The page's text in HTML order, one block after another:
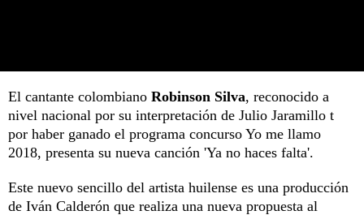
El cantante colombiano Robinson Silva, reconocido a
nivel nacional por su interpretación de Julio Jaramillo t
por haber ganado el programa concurso Yo me llamo
2018, presenta su nueva canción 'Ya no haces falta'.
Este nuevo sencillo del artista huilense es una producción
de Iván Calderón que realiza una nueva propuesta al